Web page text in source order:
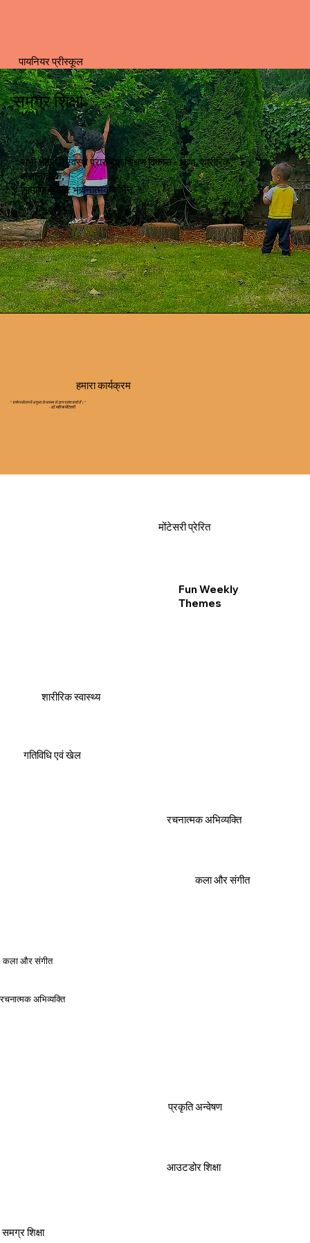
पायनियर प्रीस्कूल
समग्र शिक्षा
सभी क्षेत्रों में स्वस्थ प्रारंभिक शिक्षण विकास - भाषा, शारीरिक,
संज्ञानात्मक,
सामाजिक और भावनात्मक डोमेन.
हमारा कार्यक्रम
"बच्चे पर्यावरण में अनुभव के माध्यम से ज्ञान प्राप्त करते हैं। "
- डॉ. मारिया मोंटेसरी
मोंटेसरी प्रेरित
Fun Weekly
Themes
शारीरिक स्वास्थ्य
गतिविधि एवं खेल
रचनात्मक अभिव्यक्ति
कला और संगीत
कला और संगीत
रचनात्मक अभिव्यक्ति
प्रकृति अन्वेषण
आउटडोर शिक्षा
समग्र शिक्षा